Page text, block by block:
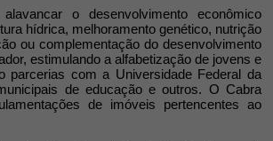
o desenvolvimento econômico
hídrica, melhoramento genético, nutrição
ou complementação do desenvolvimento
estimulando a alfabetização de jovens e
parcerias com a Universidade Federal da
de educação e outros. O Cabra
de imóveis pertencentes ao